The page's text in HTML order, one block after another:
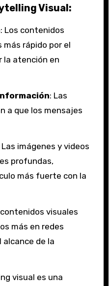
Visual:
: Los contenidos
más rápido por el
la atención en
: Las
a que los mensajes
Las imágenes y videos
profundas,
más fuerte con la
contenidos visuales
más en redes
alcance de la
visual es una